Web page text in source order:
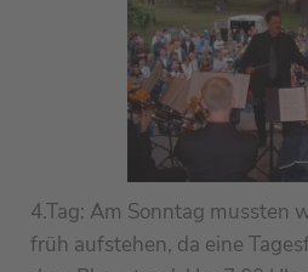
4.Tag: Am Sonntag mussten
früh aufstehen, da eine